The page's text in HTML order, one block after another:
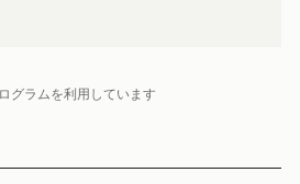
グラムを利用しています